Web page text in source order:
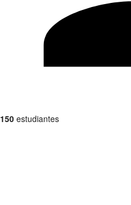
150 estudiantes